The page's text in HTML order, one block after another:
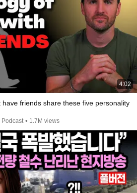
4:02
have friends share these five personality
Podcast • 1.7M views